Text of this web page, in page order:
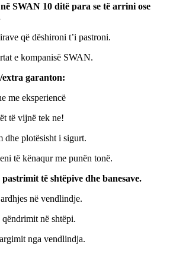
SWAN 10 ditë para se të arrini ose
që dëshironi t’i pastroni.
e kompanisë SWAN.
garanton:
me eksperiencë
të vijnë tek ne!
dhe plotësisht i sigurt.
të kënaqur me punën tonë.
të shtëpive dhe banesave.
në vendlindje.
në shtëpi.
nga vendlindja.